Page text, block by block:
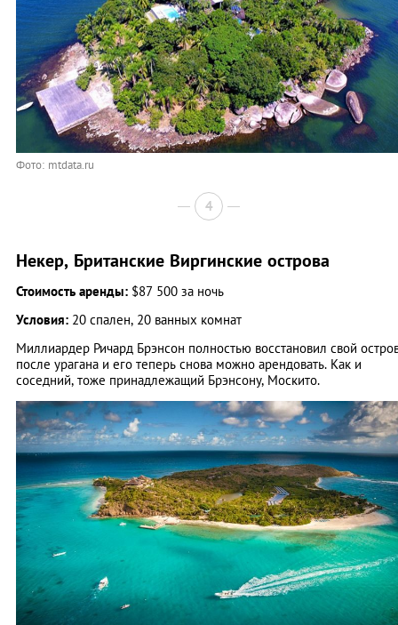
Фото: mtdata.ru
4
Некер, Британские Виргинские острова
Стоимость аренды: $87 500 за ночь
Условия: 20 спален, 20 ванных комнат
Миллиардер Ричард Брэнсон полностью восстановил свой
после урагана и его теперь снова можно арендовать. Как и
соседний, тоже принадлежащий Брэнсону, Москито.